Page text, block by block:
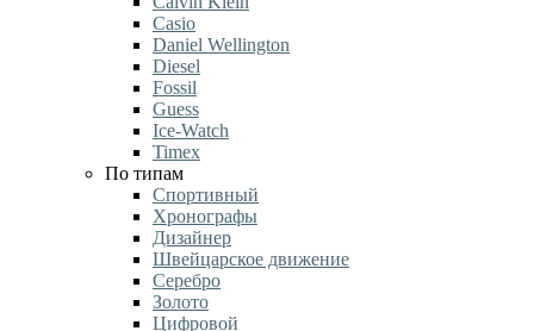
Casio
Daniel Wellington
Diesel
Fossil
Guess
Ice-Watch
Timex
По типам
Спортивный
Хронографы
Дизайнер
Швейцарское движение
Серебро
Золото
Цифровой